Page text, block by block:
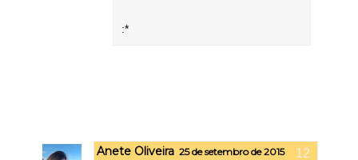
:*
Anete Oliveira 25 de setembro de 2015